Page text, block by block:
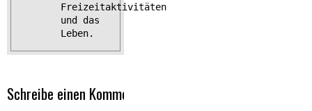
Freizeitaktivitäten
und das
Leben.
Schreibe einen Kommentar